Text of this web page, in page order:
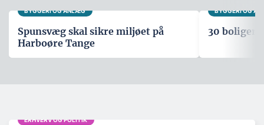
BYGGERI OG ANLÆG
Spunsvæg skal sikre miljøet på
Harboøre Tange
BYGGERI OG
30 boliger
ERHVERV OG POLITIK